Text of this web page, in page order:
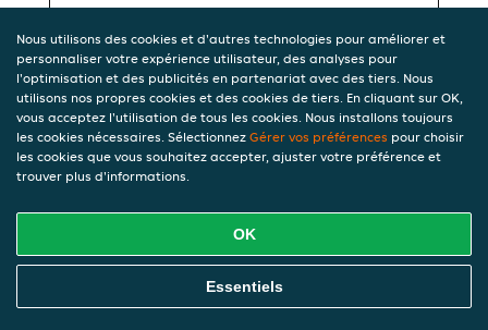
Nous utilisons des cookies et d'autres technologies pour améliorer et
personnaliser votre expérience utilisateur, des analyses pour
l'optimisation et des publicités en partenariat avec des tiers. Nous
utilisons nos propres cookies et des cookies de tiers. En cliquant sur OK,
vous acceptez l'utilisation de tous les cookies. Nous installons toujours
les cookies nécessaires. Sélectionnez Gérer vos préférences pour choisir
les cookies que vous souhaitez accepter, ajuster votre préférence et
trouver plus d'informations.
OK
Essentiels